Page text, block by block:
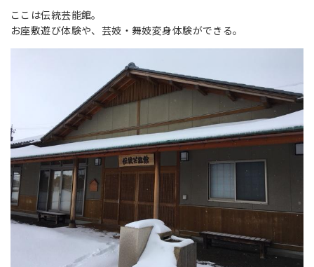
ここは伝統芸能館。
お座敷遊び体験や、芸妓・舞妓変身体験ができる。